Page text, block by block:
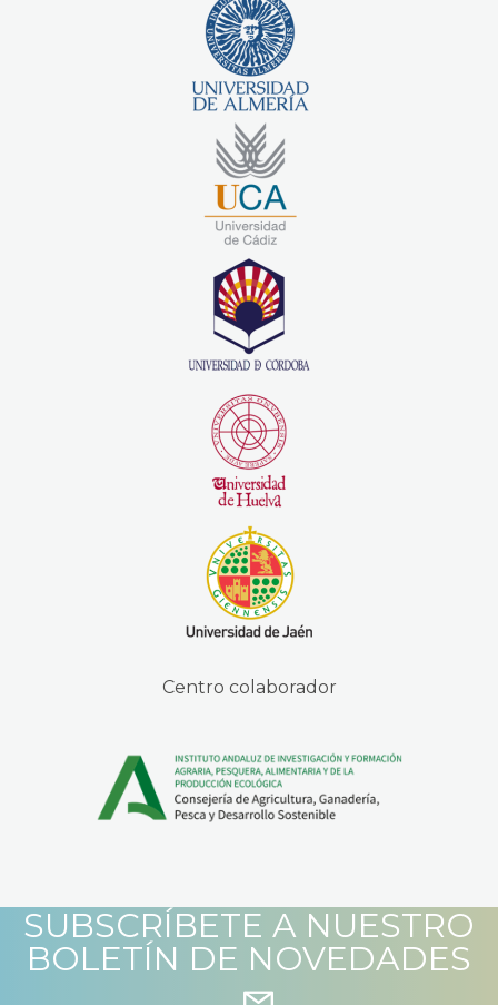
Centro colaborador
SUBSCRÍBETE A NUESTRO
BOLETÍN DE NOVEDADES